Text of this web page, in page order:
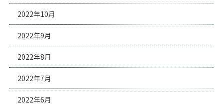
2022年10月
2022年9月
2022年8月
2022年7月
2022年6月